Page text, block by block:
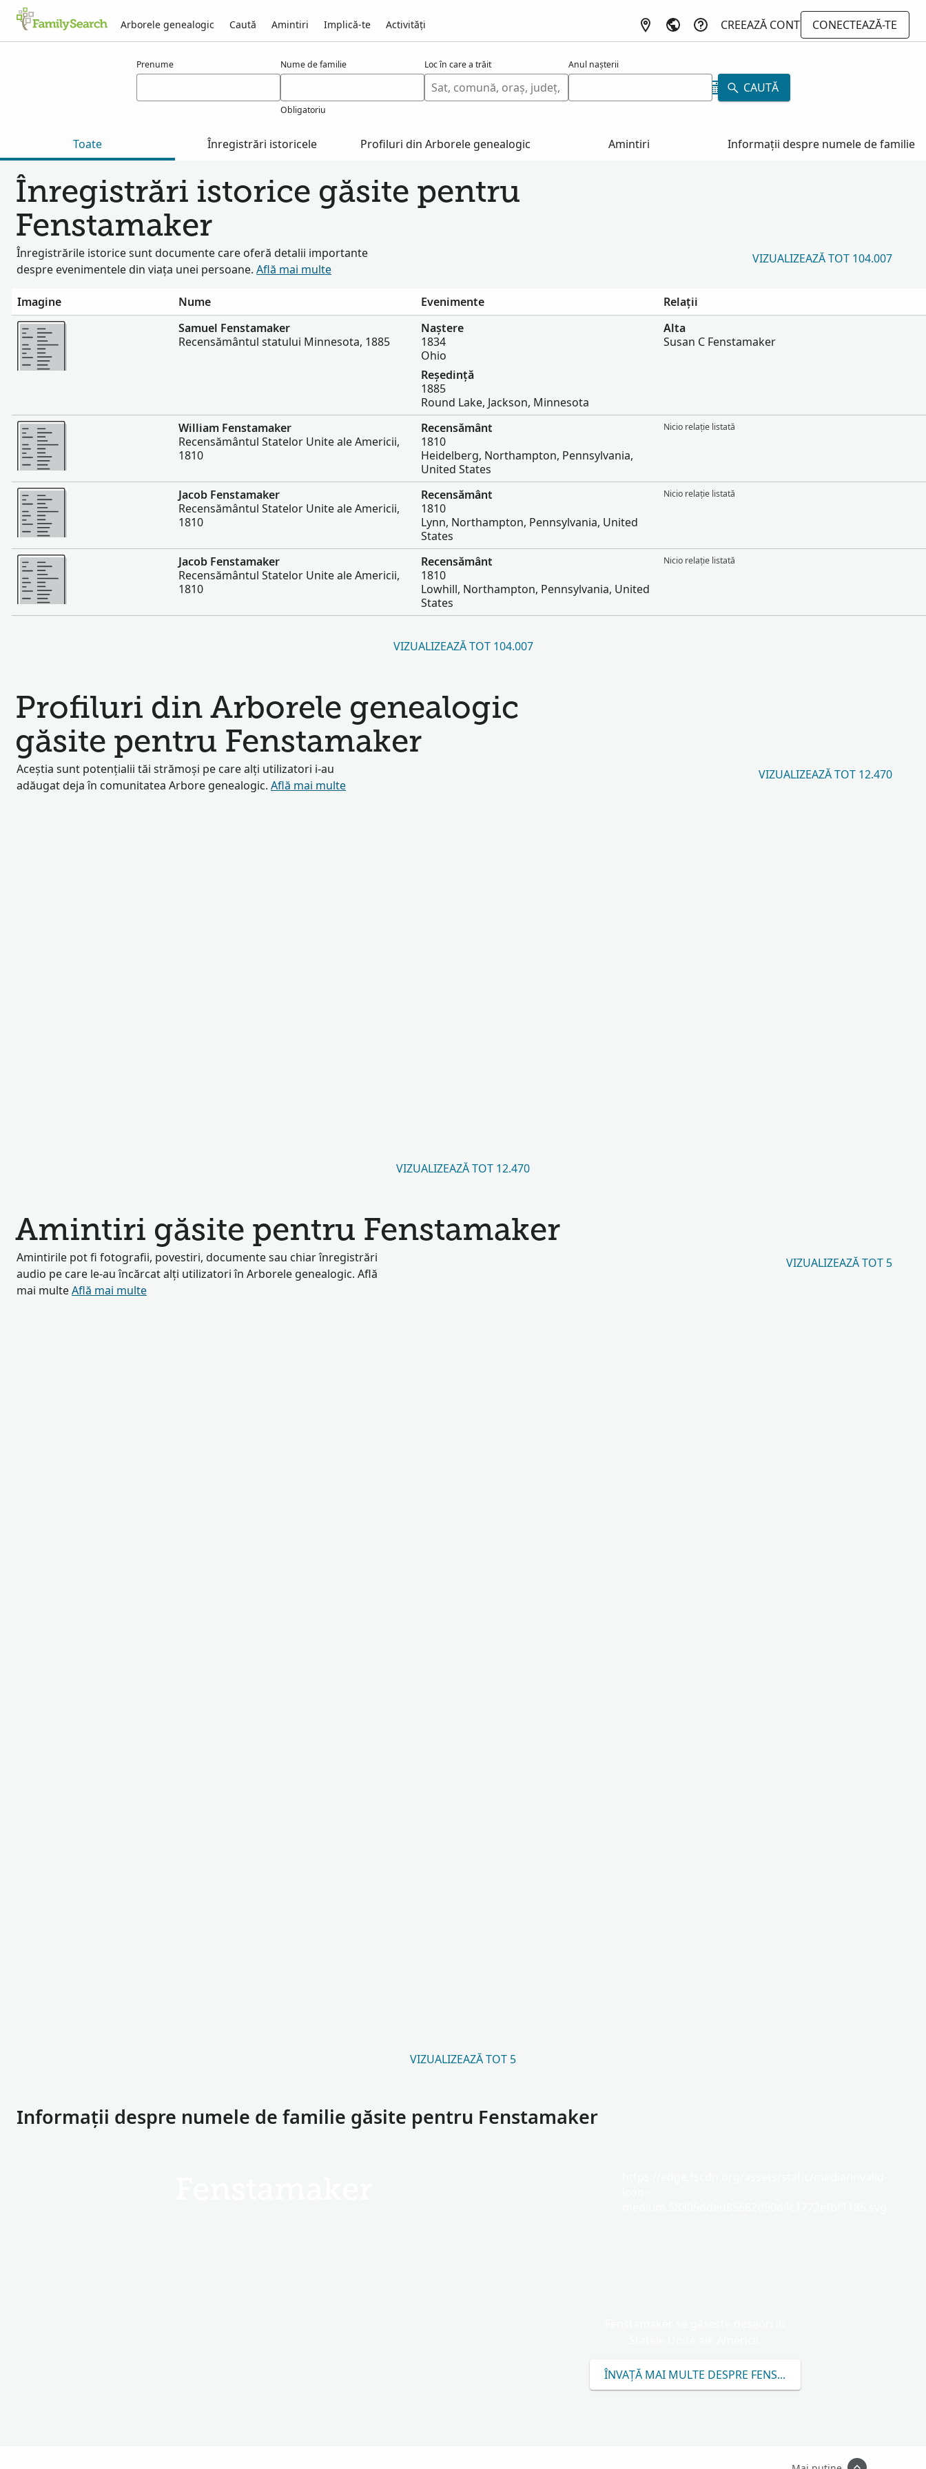
Arborele genealogic Caută Amintiri Implică-te Activități CREEAZĂ CONT
CONECTEAZĂ-TE
Prenume Nume de familie
Obligatoriu
Loc în care a trăit Anul nașterii
CAUTĂ
Toate Înregistrări istoricele Profiluri din Arborele genealogic Amintiri Informații despre numele de familie
Înregistrări istorice găsite pentru
Fenstamaker
Înregistrările istorice sunt documente care oferă detalii importante
despre evenimentele din viața unei persoane. Află mai multe
VIZUALIZEAZĂ TOT 104.007
Imagine Nume Evenimente
Relații
Mai multe
Samuel Fenstamaker
Recensământul statului Minnesota, 1885
Naștere
1834
Ohio
Reședință
1885
Round Lake, Jackson, Minnesota
Alta
Susan C Fenstamaker
Mai multe
William Fenstamaker
Recensământul Statelor Unite ale Americii,
1810
Recensământ
1810
Heidelberg, Northampton, Pennsylvania,
United States
Nicio relație listată
Mai multe
Jacob Fenstamaker
Recensământul Statelor Unite ale Americii,
1810
Recensământ
1810
Lynn, Northampton, Pennsylvania, United
States
Nicio relație listată
Mai multe
Jacob Fenstamaker
Recensământul Statelor Unite ale Americii,
1810
Recensământ
1810
Lowhill, Northampton, Pennsylvania, United
States
Nicio relație listată
VIZUALIZEAZĂ TOT 104.007
Profiluri din Arborele genealogic
găsite pentru Fenstamaker
Aceștia sunt potențialii tăi strămoși pe care alți utilizatori i-au
adăugat deja în comunitatea Arbore genealogic. Află mai multe
VIZUALIZEAZĂ TOT 12.470
VIZUALIZEAZĂ TOT 12.470
Amintiri găsite pentru Fenstamaker
Amintirile pot fi fotografii, povestiri, documente sau chiar înregistrări
audio pe care le-au încărcat alți utilizatori în Arborele genealogic. Află
mai multeAflă mai multe
VIZUALIZEAZĂ TOT 5
VIZUALIZEAZĂ TOT 5
Informații despre numele de familie găsite pentru Fenstamaker
ÎNVAȚĂ MAI MULTE DESPRE FENSTAMAKER